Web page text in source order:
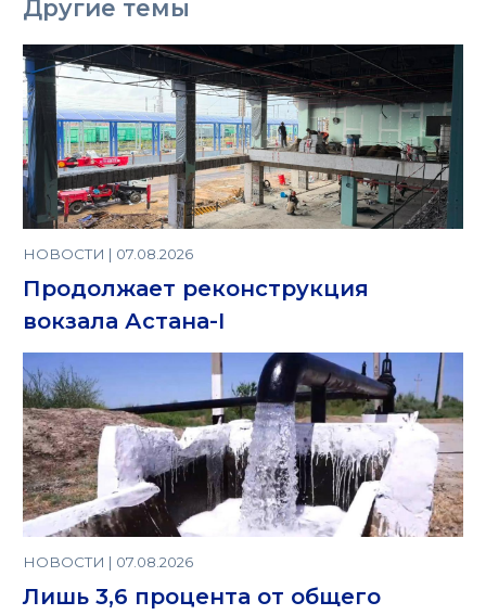
Другие темы
НОВОСТИ | 07.08.2026
Продолжает реконструкция
вокзала Астана-I
НОВОСТИ | 07.08.2026
Лишь 3,6 процента от общего